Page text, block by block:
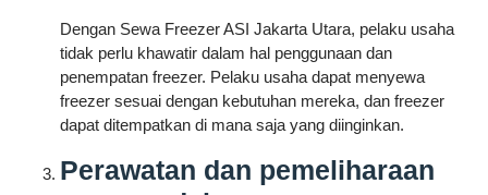
Dengan Sewa Freezer ASI Jakarta Utara, pelaku usaha
tidak perlu khawatir dalam hal penggunaan dan
penempatan freezer. Pelaku usaha dapat menyewa
freezer sesuai dengan kebutuhan mereka, dan freezer
dapat ditempatkan di mana saja yang diinginkan.
Perawatan dan pemeliharaan